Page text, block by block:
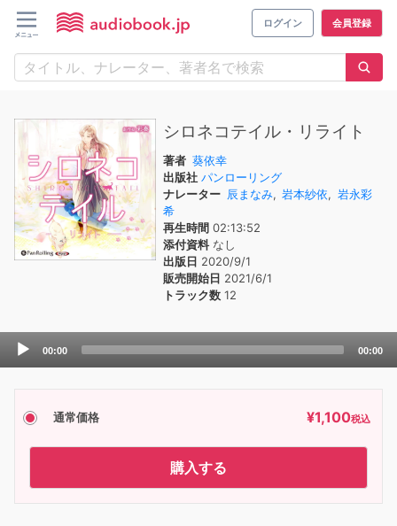
ログイン 会員登録
シロネコテイル・リライト
著者 葵依幸
出版社 パンローリング
ナレーター 辰まなみ, 岩本紗依, 岩永彩
希
再生時間 02:13:52
添付資料なし
出版日 2020/9/1
販売開始日 2021/6/1
トラック数 12
Audio
00:00 00:00
通常価格 ¥1,100税込
購入する